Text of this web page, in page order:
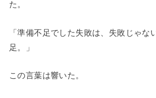
た。
「準備不足でした失敗は、失敗じゃな
足。」
この言葉は響いた。